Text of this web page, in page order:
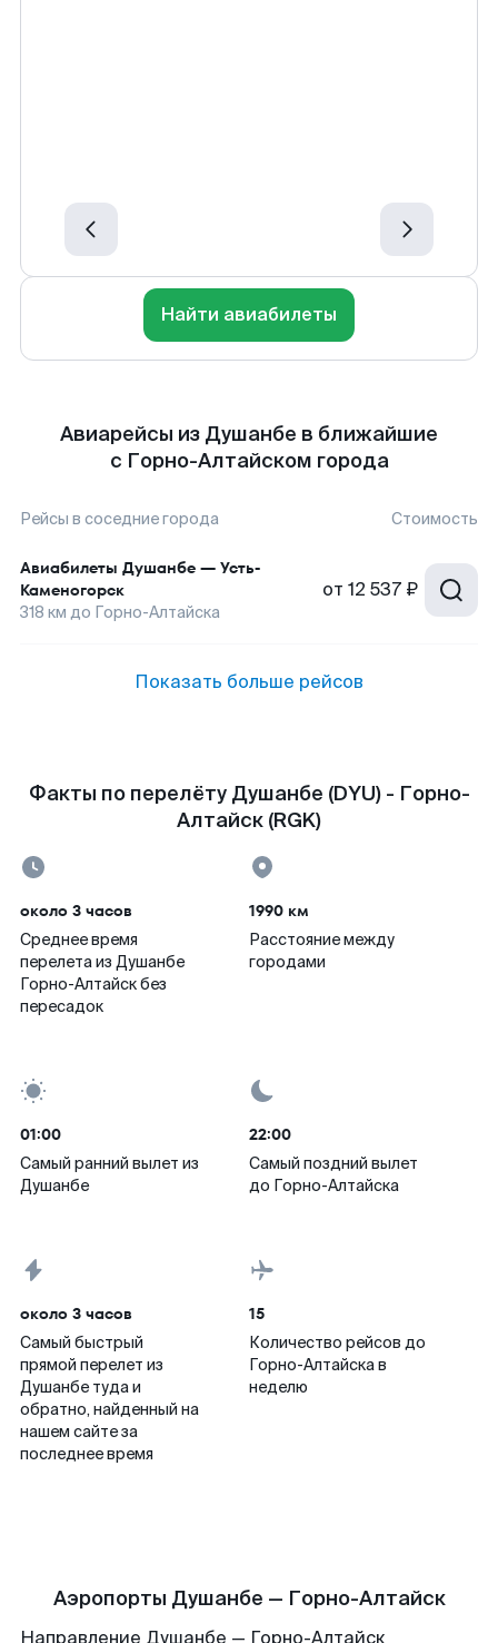
Найти авиабилеты
Авиарейсы из Душанбе в ближайшие
с Горно-Алтайском города
Рейсы в соседние города Стоимость
Авиабилеты Душанбе — Усть-
Каменогорск
318 км до Горно-Алтайска
от 12 537 ₽
Показать больше рейсов
Факты по перелёту Душанбе (DYU) - Горно-
Алтайск (RGK)
около 3 часов
Среднее время
перелета из Душанбе
Горно-Алтайск без
пересадок
1990 км
Расстояние между
городами
01:00
Самый ранний вылет из
Душанбе
22:00
Самый поздний вылет
до Горно-Алтайска
около 3 часов
Самый быстрый
прямой перелет из
Душанбе туда и
обратно, найденный на
нашем сайте за
последнее время
15
Количество рейсов до
Горно-Алтайска в
неделю
Аэропорты Душанбе — Горно-Алтайск
Направление Душанбе — Горно-Алтайск